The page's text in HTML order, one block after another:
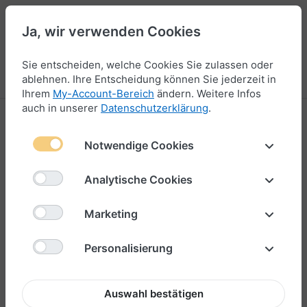
Menü Anmelden Vergleichen Wunschliste Warenkorb
von6
Ja, wir verwenden Cookies
Sie entscheiden, welche Cookies Sie zulassen oder
ablehnen. Ihre Entscheidung können Sie jederzeit in
Ihrem My-Account-Bereich ändern. Weitere Infos
auch in unserer Datenschutzerklärung.
Notwendige Cookies
Analytische Cookies
Marketing
Personalisierung
Auswahl bestätigen